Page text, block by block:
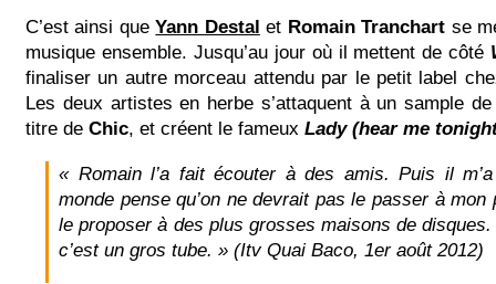
C’est ainsi queYann Destal et Romain Tranchart se
musique ensemble. Jusqu’au jour où il mettent de côté
finaliser un autre morceau attendu par le petit label
Les deux artistes en herbe s’attaquent à un sample
titre de Chic, et créent le fameux Lady (hear me
« Romain l’a fait écouter à des amis. Puis il
monde pense qu’on ne devrait pas le passer à
le proposer à des plus grosses maisons de
c’est un gros tube. » (Itv Quai Baco, 1er août 2012)